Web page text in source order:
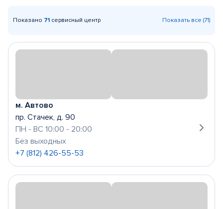
Показано 71 сервисный центр Показать все (71)
м. Автово
пр. Стачек, д. 90
ПН - ВС 10:00 - 20:00
Без выходных
+7 (812) 426-55-53